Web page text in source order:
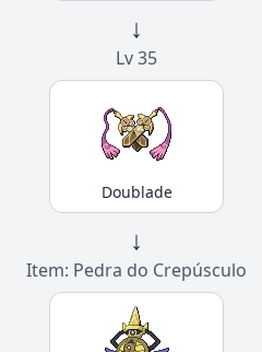
↓
Lv 35
Doublade
↓
Item: Pedra do Crepúsculo